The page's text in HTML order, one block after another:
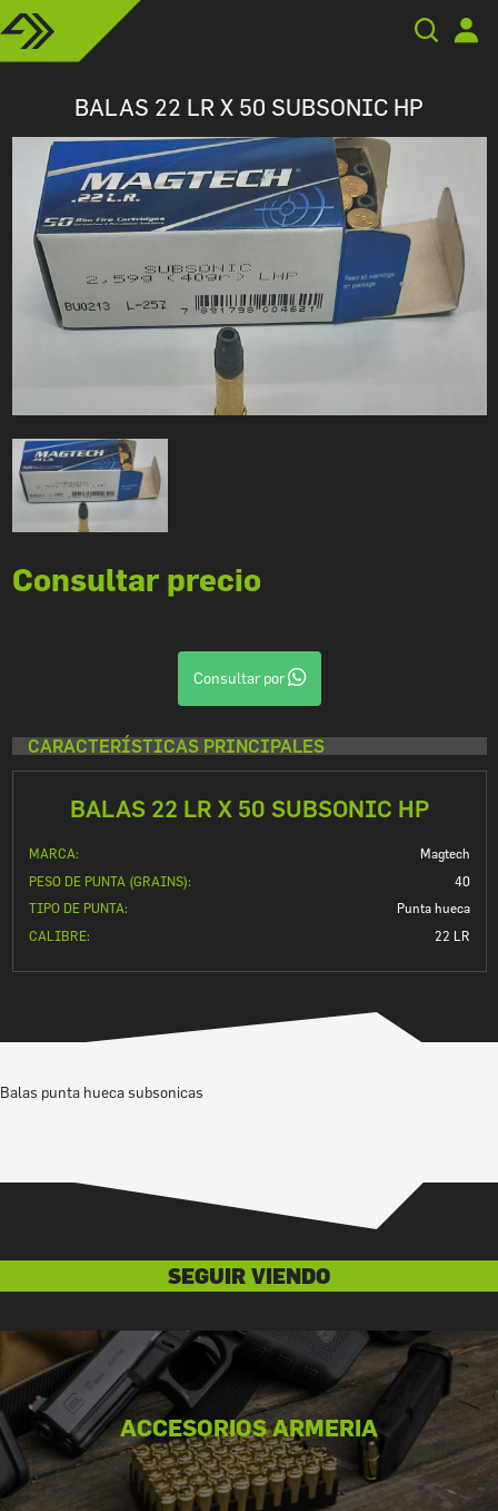
BALAS 22 LR X 50 SUBSONIC HP
Consultar precio
Consultar por
CARACTERÍSTICAS PRINCIPALES
BALAS 22 LR X 50 SUBSONIC HP
MARCA:
Magtech
PESO DE PUNTA (GRAINS):
40
TIPO DE PUNTA:
Punta hueca
CALIBRE:
22 LR
Balas punta hueca subsonicas
SEGUIR VIENDO
ACCESORIOS ARMERIA